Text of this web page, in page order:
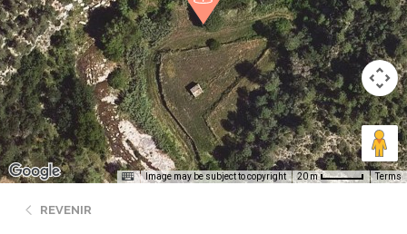
Image may be subject to copyright 20 m Terms
REVENIR